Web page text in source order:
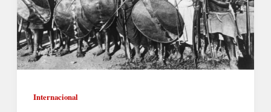
Internacional